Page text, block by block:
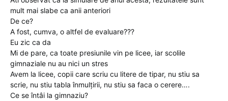
mult mai slabe ca anii anteriori
De ce?
A fost, cumva, o altfel de evaluare???
Eu zic ca da
Mi de pare, ca toate presiunile vin pe licee, iar scolile
gimnaziale nu au nici un stres
Avem la licee, copii care scriu cu litere de tipar, nu stiu sa
scrie, nu stiu tabla înmulțirii, nu stiu sa faca o cerere….
Ce se întâi la gimnaziu?